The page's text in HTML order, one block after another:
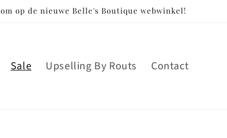
op de nieuwe Belle's Boutique webwinkel!
Sale Upselling By Routs Contact